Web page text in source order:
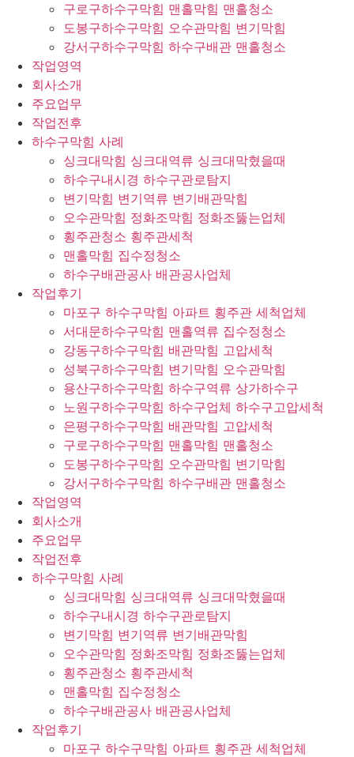
구로구하수구막힘 맨홀막힘 맨홀청소
도봉구하수구막힘 오수관막힘 변기막힘
강서구하수구막힘 하수구배관 맨홀청소
작업영역
회사소개
주요업무
작업전후
하수구막힘 사례
싱크대막힘 싱크대역류 싱크대막혔을때
하수구내시경 하수구관로탐지
변기막힘 변기역류 변기배관막힘
오수관막힘 정화조막힘 정화조뚫는업체
횡주관청소 횡주관세척
맨홀막힘 집수정청소
하수구배관공사 배관공사업체
작업후기
마포구 하수구막힘 아파트 횡주관 세척업체
서대문하수구막힘 맨홀역류 집수정청소
강동구하수구막힘 배관막힘 고압세척
성북구하수구막힘 변기막힘 오수관막힘
용산구하수구막힘 하수구역류 상가하수구
노원구하수구막힘 하수구업체 하수구고압세척
은평구하수구막힘 배관막힘 고압세척
구로구하수구막힘 맨홀막힘 맨홀청소
도봉구하수구막힘 오수관막힘 변기막힘
강서구하수구막힘 하수구배관 맨홀청소
작업영역
회사소개
주요업무
작업전후
하수구막힘 사례
싱크대막힘 싱크대역류 싱크대막혔을때
하수구내시경 하수구관로탐지
변기막힘 변기역류 변기배관막힘
오수관막힘 정화조막힘 정화조뚫는업체
횡주관청소 횡주관세척
맨홀막힘 집수정청소
하수구배관공사 배관공사업체
작업후기
마포구 하수구막힘 아파트 횡주관 세척업체